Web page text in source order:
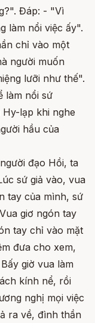
Đáp: - "Vì
làm nổi việc ấy".
chỉ vào một
người muốn
lưỡi như thế".
làm nổi sứ
lạp khi nghe
hầu của
đạo Hồi, ta
sứ giả vào, vua
tay của mình, sứ
giơ ngón tay
tay chỉ vào mặt
đưa cho xem,
giờ vua làm
kính nể, rồi
nghị mọi việc
ra về, đình thần